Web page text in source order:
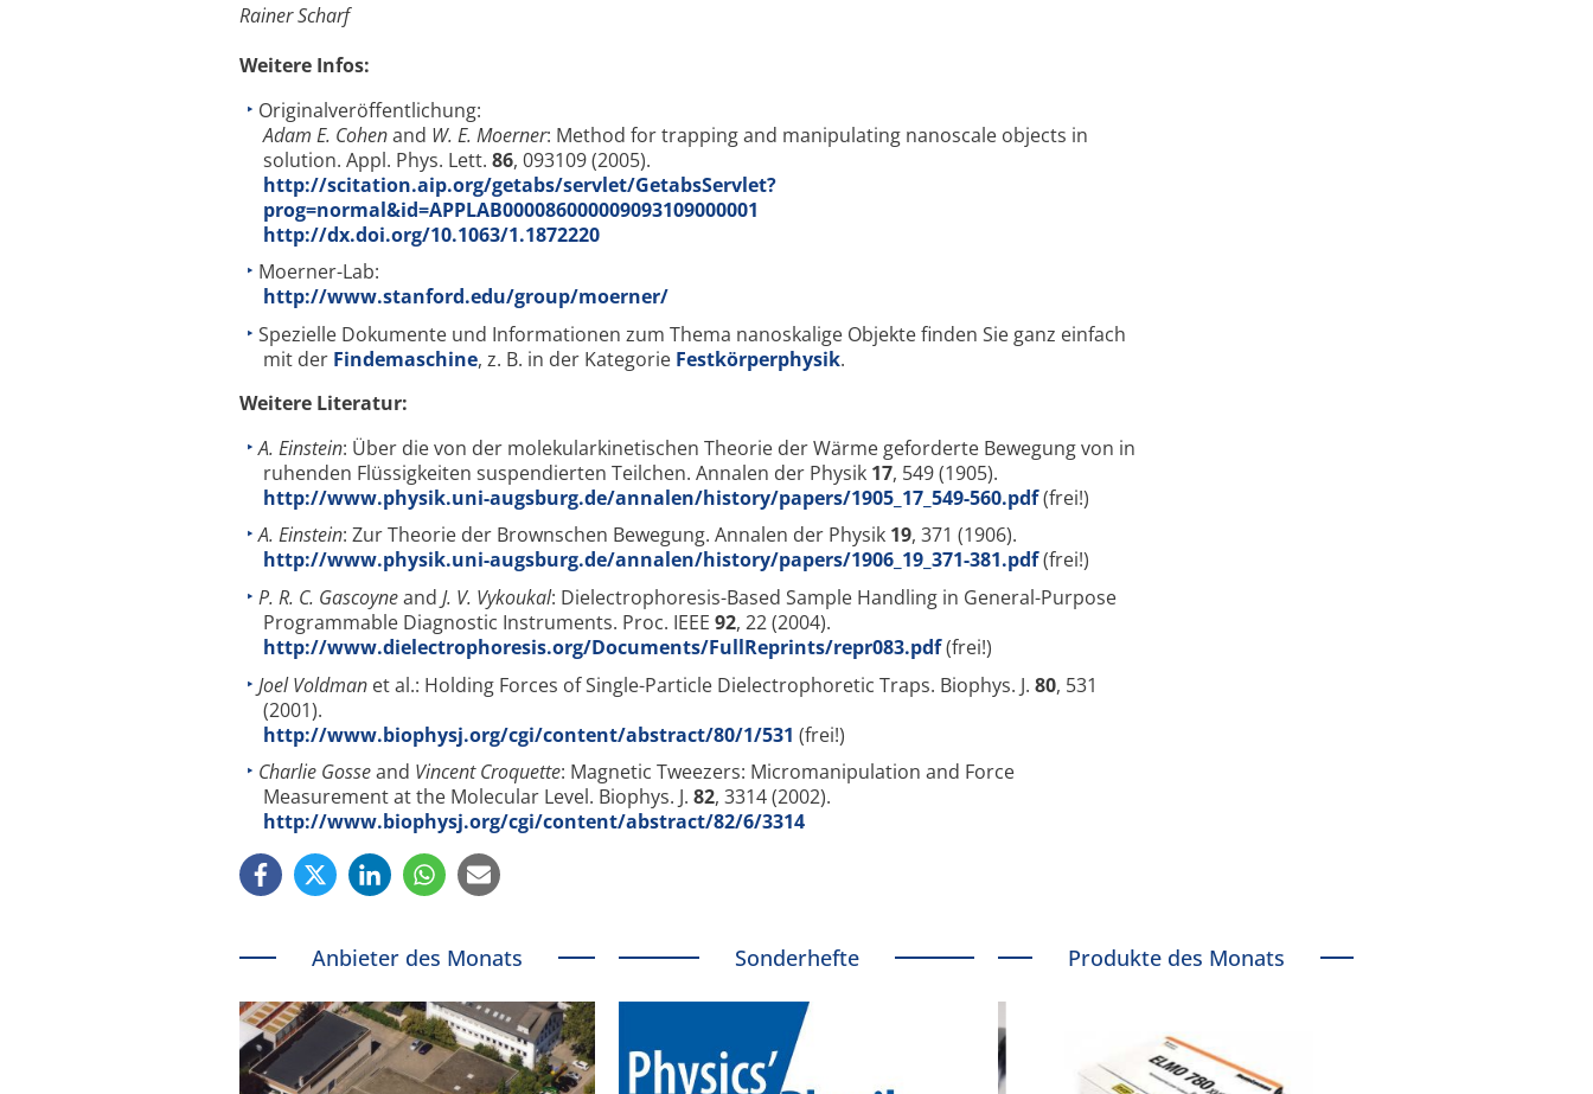
Rainer Scharf
Weitere Infos:
Originalveröffentlichung:
Adam E. Cohenand W. E. Moerner: Method for trapping and manipulating nanoscale objects in
solution. Appl. Phys. Lett. 86, 093109 (2005).
http://scitation.aip.org/getabs/servlet/GetabsServlet?
prog=normal&id=APPLAB000086000009093109000001
http://dx.doi.org/10.1063/1.1872220
Moerner-Lab:
http://www.stanford.edu/group/moerner/
Spezielle Dokumente und Informationen zum Thema nanoskalige Objekte finden Sie ganz einfach
mit der Findemaschine, z. B. in der Kategorie Festkörperphysik.
Weitere Literatur:
A. Einstein: Über die von der molekularkinetischen Theorie der Wärme geforderte Bewegung von in
ruhenden Flüssigkeiten suspendierten Teilchen. Annalen der Physik 17, 549 (1905).
http://www.physik.uni-augsburg.de/annalen/history/papers/1905_17_549-560.pdf(frei!)
A. Einstein: Zur Theorie der Brownschen Bewegung. Annalen der Physik 19, 371 (1906).
http://www.physik.uni-augsburg.de/annalen/history/papers/1906_19_371-381.pdf(frei!)
P. R. C. Gascoyneand J. V. Vykoukal: Dielectrophoresis-Based Sample Handling in General-Purpose
Programmable Diagnostic Instruments. Proc. IEEE 92, 22 (2004).
http://www.dielectrophoresis.org/Documents/FullReprints/repr083.pdf(frei!)
Joel Voldman et al.: Holding Forces of Single-Particle Dielectrophoretic Traps. Biophys. J. 80, 531
(2001).
http://www.biophysj.org/cgi/content/abstract/80/1/531 (frei!)
Charlie Gosseand Vincent Croquette: Magnetic Tweezers: Micromanipulation and Force
Measurement at the Molecular Level. Biophys. J. 82, 3314 (2002).
http://www.biophysj.org/cgi/content/abstract/82/6/3314
Anbieter des Monats Sonderhefte Produkte des Monats